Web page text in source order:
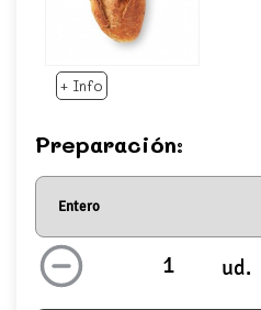
+ Info
Preparación:
ud.